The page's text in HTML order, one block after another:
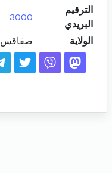
الترقيم
البريدي
3000
الولاية صفاقس 2